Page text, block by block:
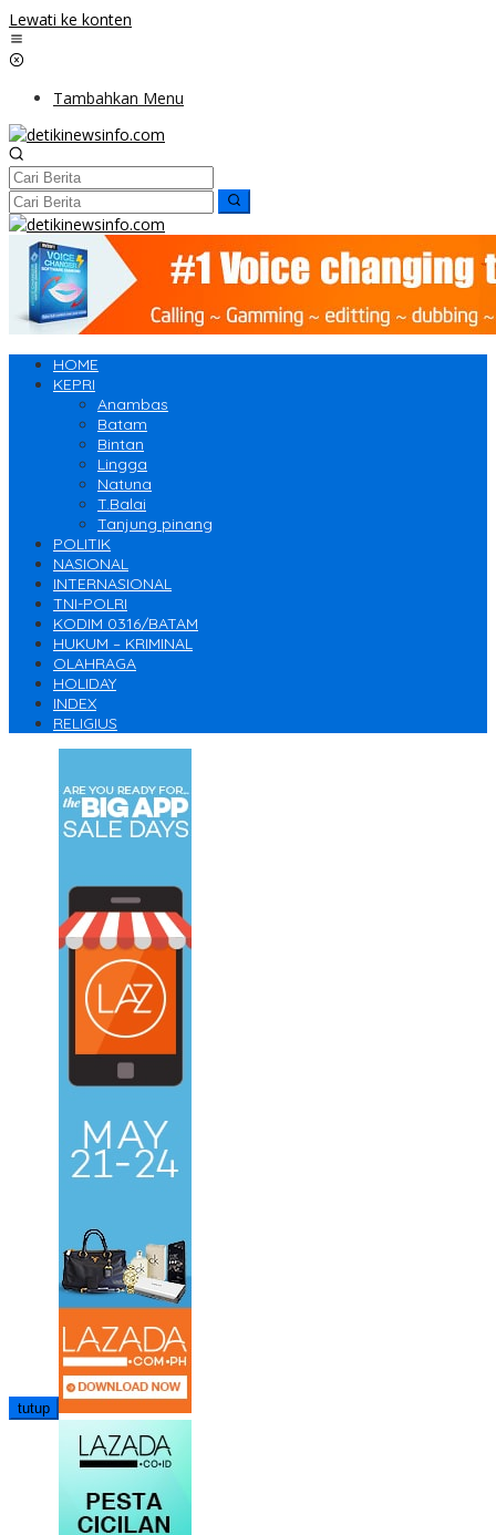
Lewati ke konten
Tambahkan Menu
HOME
KEPRI
Anambas
Batam
Bintan
Lingga
Natuna
T.Balai
Tanjung pinang
POLITIK
NASIONAL
INTERNASIONAL
TNI-POLRI
KODIM 0316/BATAM
HUKUM – KRIMINAL
OLAHRAGA
HOLIDAY
INDEX
RELIGIUS
tutup